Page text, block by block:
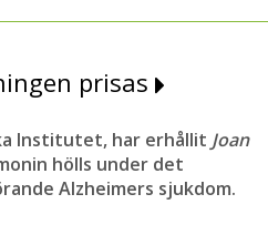
prisas
Institutet, har erhållit Joan
hölls under det
Alzheimers sjukdom.